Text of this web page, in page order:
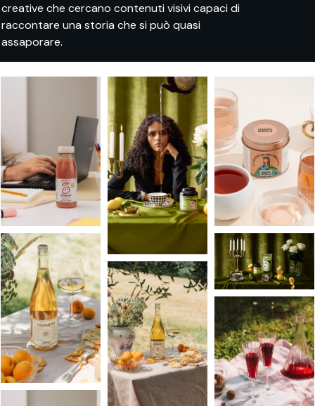
creative che cercano contenuti visivi capaci di
raccontare una storia che si può quasi
assaporare.